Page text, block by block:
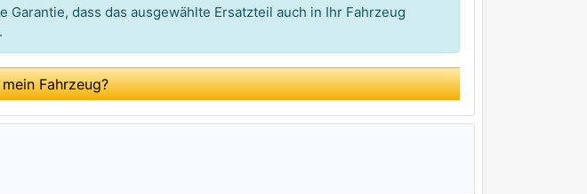
dass das ausgewählte Ersatzteil auch in Ihr Fahrzeug
Fahrzeug?